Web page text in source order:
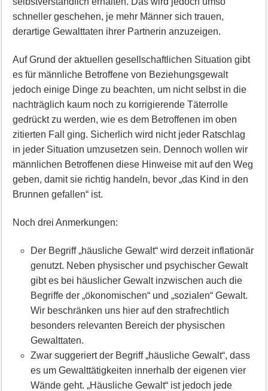
schneller geschehen, je mehr Männer sich trauen,
derartige Gewalttaten ihrer Partnerin anzuzeigen.
Auf Grund der aktuellen gesellschaftlichen Situation gibt
es für männliche Betroffene von Beziehungsgewalt
jedoch einige Dinge zu beachten, um nicht selbst in die
nachträglich kaum noch zu korrigierende Täterrolle
gedrückt zu werden, wie es dem Betroffenen im oben
zitierten Fall ging. Sicherlich wird nicht jeder Ratschlag
in jeder Situation umzusetzen sein. Dennoch wollen wir
männlichen Betroffenen diese Hinweise mit auf den Weg
geben, damit sie richtig handeln, bevor „das Kind in den
Brunnen gefallen“ ist.
Noch drei Anmerkungen:
Der Begriff „häusliche Gewalt“ wird derzeit inflationär
genutzt. Neben physischer und psychischer Gewalt
gibt es bei häuslicher Gewalt inzwischen auch die
Begriffe der „ökonomischen“ und „sozialen“ Gewalt.
Wir beschränken uns hier auf den strafrechtlich
besonders relevanten Bereich der physischen
Gewalttaten.
Zwar suggeriert der Begriff „häusliche Gewalt“, dass
es um Gewalttätigkeiten innerhalb der eigenen vier
Wände geht. „Häusliche Gewalt“ ist jedoch jede